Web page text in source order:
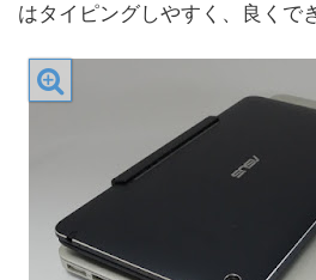
はタイピングしやすく、良くで